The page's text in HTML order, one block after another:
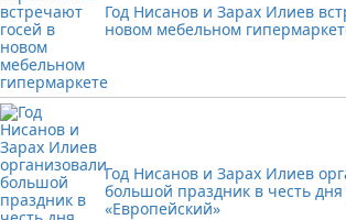
Год Нисанов и Зарах Илиев
новом мебельном
Год Нисанов и Зарах Илиев
большой праздник в честь
«Европейский»